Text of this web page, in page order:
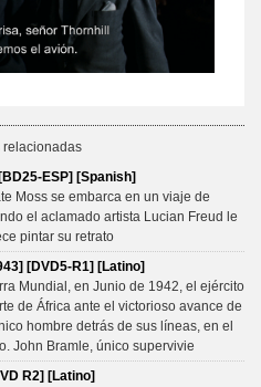
relacionadas
ESP] [Spanish]
Moss se embarca en un viaje de
el aclamado artista Lucian Freud le
pintar su retrato
[DVD5-R1] [Latino]
Mundial, en Junio de 1942, el ejército
de África ante el victorioso avance de
hombre detrás de sus líneas, en el
John Bramle, único supervivie
R2] [Latino]